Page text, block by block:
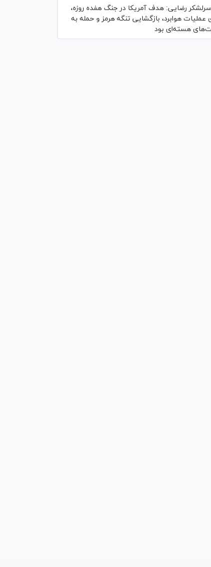
سرلشکر رضایی: هدف آمریکا در جنگ هفده روزه،
عملیات هوابرد، بازگشایی تنگه هرمز و حمله به
هسته‌ای بود